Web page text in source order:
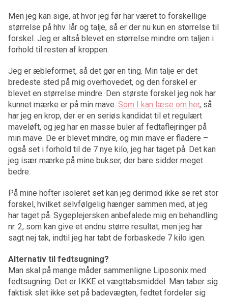
Men jeg kan sige, at hvor jeg før har været to forskellige
størrelse på hhv. lår og talje, så er der nu kun en størrelse til
forskel. Jeg er altså blevet en størrelse mindre om taljen i
forhold til resten af kroppen.
Jeg er æbleformet, så det gør en ting. Min talje er det
bredeste sted på mig overhovedet, og den forskel er
blevet en størrelse mindre. Den største forskel jeg nok har
kunnet mærke er på min mave. Som I kan læse om her, så
har jeg en krop, der er en seriøs kandidat til et regulært
maveløft, og jeg har en masse buler af fedtaflejringer på
min mave. De er blevet mindre, og min mave er fladere –
også set i forhold til de 7 nye kilo, jeg har taget på. Det kan
jeg især mærke på mine bukser, der bare sidder meget
bedre.
På mine hofter isoleret set kan jeg derimod ikke se ret stor
forskel, hvilket selvfølgelig hænger sammen med, at jeg
har taget på. Sygeplejersken anbefalede mig en behandling
nr. 2, som kan give et endnu større resultat, men jeg har
sagt nej tak, indtil jeg har tabt de forbaskede 7 kilo igen.
Alternativ til fedtsugning?
Man skal på mange måder sammenligne Liposonix med
fedtsugning. Det er IKKE et vægttabsmiddel. Man taber sig
faktisk slet ikke set på badevægten, fedtet fordeler sig